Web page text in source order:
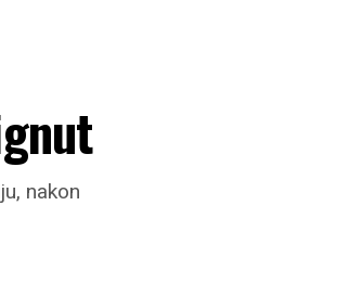
nakon